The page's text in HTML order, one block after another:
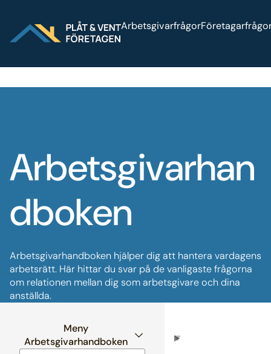
Arbetsgivarfrågor
Arbetsgivarhan
dboken
Arbetsgivarhandboken hjälper dig att hantera vardagens
arbetsrätt. Här hittar du svar på de vanligaste frågorna
om relationen mellan dig som arbetsgivare och dina
anställda.
Meny
Arbetsgivarhandboken